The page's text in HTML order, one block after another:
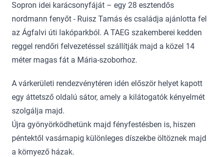
Sopron idei karácsonyfáját – egy 28 esztendős
nordmann fenyőt - Ruisz Tamás és családja ajánlotta fel
az Ágfalvi úti lakóparkból. A TAEG szakemberei kedden
reggel rendőri felvezetéssel szállítják majd a közel 14
méter magas fát a Mária-szoborhoz.
A várkerületi rendezvénytéren idén először helyet kapott
egy áttetsző oldalú sátor, amely a kilátogatók kényelmét
szolgálja majd.
Újra gyönyörködhetünk majd fényfestésben is, hiszen
péntektől vasárnapig különleges díszekbe öltöznek majd
a környező házak.